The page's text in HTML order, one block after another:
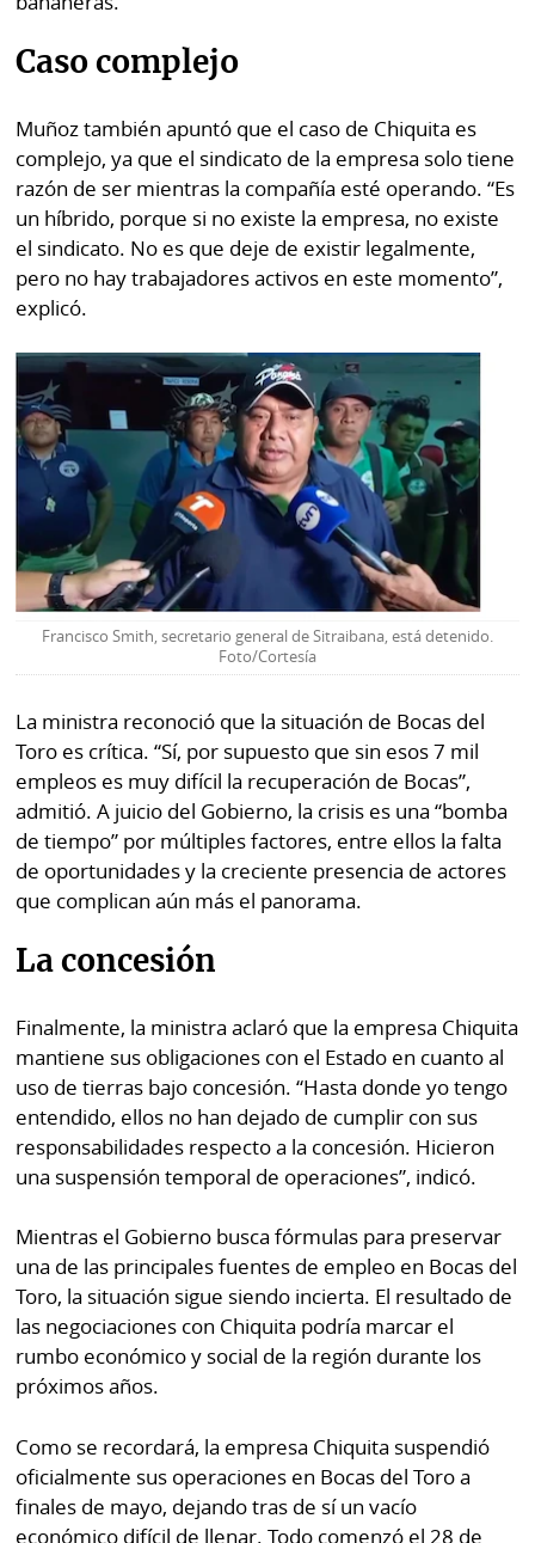
Caso complejo
Muñoz también apuntó que el caso de Chiquita es
complejo, ya que el sindicato de la empresa solo tiene
razón de ser mientras la compañía esté operando. “Es
un híbrido, porque si no existe la empresa, no existe
el sindicato. No es que deje de existir legalmente,
pero no hay trabajadores activos en este momento”,
explicó.
Francisco Smith, secretario general de Sitraibana, está detenido.
Foto/Cortesía
La ministra reconoció que la situación de Bocas del
Toro es crítica. “Sí, por supuesto que sin esos 7 mil
empleos es muy difícil la recuperación de Bocas”,
admitió. A juicio del Gobierno, la crisis es una “bomba
de tiempo” por múltiples factores, entre ellos la falta
de oportunidades y la creciente presencia de actores
que complican aún más el panorama.
La concesión
Finalmente, la ministra aclaró que la empresa Chiquita
mantiene sus obligaciones con el Estado en cuanto al
uso de tierras bajo concesión. “Hasta donde yo tengo
entendido, ellos no han dejado de cumplir con sus
responsabilidades respecto a la concesión. Hicieron
una suspensión temporal de operaciones”, indicó.
Mientras el Gobierno busca fórmulas para preservar
una de las principales fuentes de empleo en Bocas del
Toro, la situación sigue siendo incierta. El resultado de
las negociaciones con Chiquita podría marcar el
rumbo económico y social de la región durante los
próximos años.
Como se recordará, la empresa Chiquita suspendió
oficialmente sus operaciones en Bocas del Toro a
finales de mayo, dejando tras de sí un vacío
económico difícil de llenar. Todo comenzó el 28 de